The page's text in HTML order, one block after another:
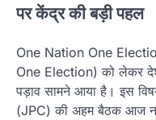
पर केंद्र की बड़ी पहल
One Nation One
One Election) को लेकर
पड़ाव सामने आया है। इस
(JPC) की अहम बैठक आज